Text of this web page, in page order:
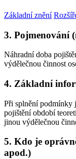
Základní znění
3. Pojmenování
Náhradní doba
výdělečnou činnost
4. Základní
Při splnění podmínky
pojištění období
jinou výdělečnou
5. Kdo je
apod.)